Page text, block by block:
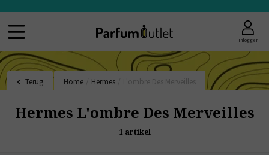
Inloggen
Terug Home Hermes
Hermes L'ombre Des Merveilles
1 artikel